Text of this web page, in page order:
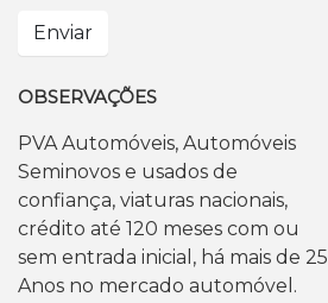
Enviar
OBSERVAÇÕES
PVA Automóveis, Automóveis
Seminovos e usados de
confiança, viaturas nacionais,
crédito até 120 meses com ou
sem entrada inicial, há mais de 25
Anos no mercado automóvel.